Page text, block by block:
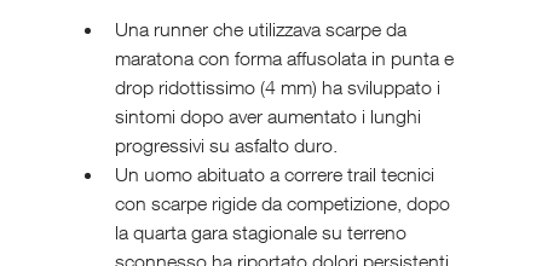
Una runner che utilizzava scarpe da
maratona con forma affusolata in punta e
drop ridottissimo (4 mm) ha sviluppato i
sintomi dopo aver aumentato i lunghi
progressivi su asfalto duro.
Un uomo abituato a correre trail tecnici
con scarpe rigide da competizione, dopo
la quarta gara stagionale su terreno
sconnesso ha riportato dolori persistenti